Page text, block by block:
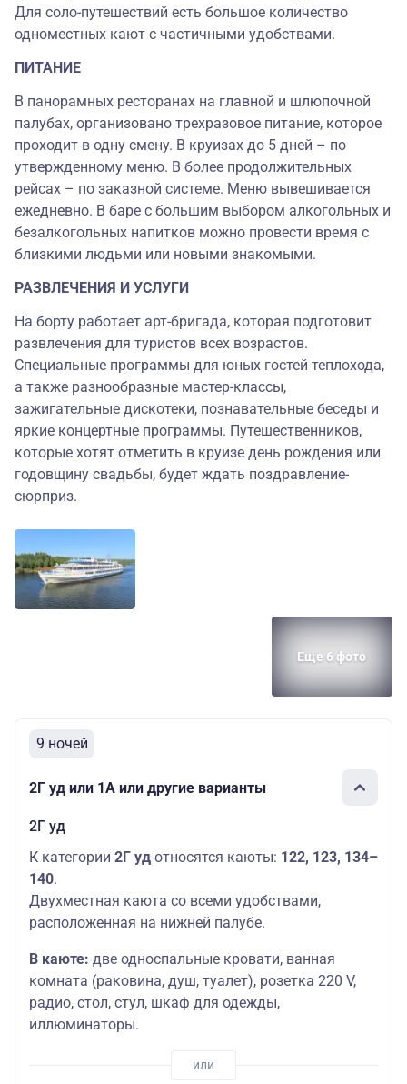
Для соло-путешествий есть большое количество
одноместных кают с частичными удобствами.
ПИТАНИЕ
В панорамных ресторанах на главной и шлюпочной
палубах, организовано трехразовое питание, которое
проходит в одну смену. В круизах до 5 дней – по
утвержденному меню. В более продолжительных
рейсах – по заказной системе. Меню вывешивается
ежедневно. В баре с большим выбором алкогольных и
безалкогольных напитков можно провести время с
близкими людьми или новыми знакомыми.
РАЗВЛЕЧЕНИЯ И УСЛУГИ
На борту работает арт-бригада, которая подготовит
развлечения для туристов всех возрастов.
Специальные программы для юных гостей теплохода,
а также разнообразные мастер-классы,
зажигательные дискотеки, познавательные беседы и
яркие концертные программы. Путешественников,
которые хотят отметить в круизе день рождения или
годовщину свадьбы, будет ждать поздравление-
сюрприз.
Еще 6 фото
9 ночей
2Г уд или 1А или другие варианты
2Г уд
К категории 2Г уд относятся каюты: 122, 123, 134–
140.
Двухместная каюта со всеми удобствами,
расположенная на нижней палубе.
В каюте: две односпальные кровати, ванная
комната (раковина, душ, туалет), розетка 220 V,
радио, стол, стул, шкаф для одежды,
иллюминаторы.